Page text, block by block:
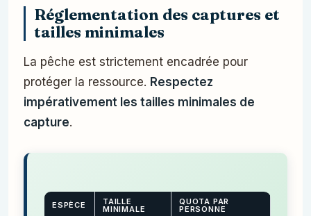
Réglementation des captures et
tailles minimales
La pêche est strictement encadrée pour
protéger la ressource. Respectez
impérativement les tailles minimales de
capture.
ESPÈCE TAILLE
MINIMALE
QUOTA PAR
PERSONNE